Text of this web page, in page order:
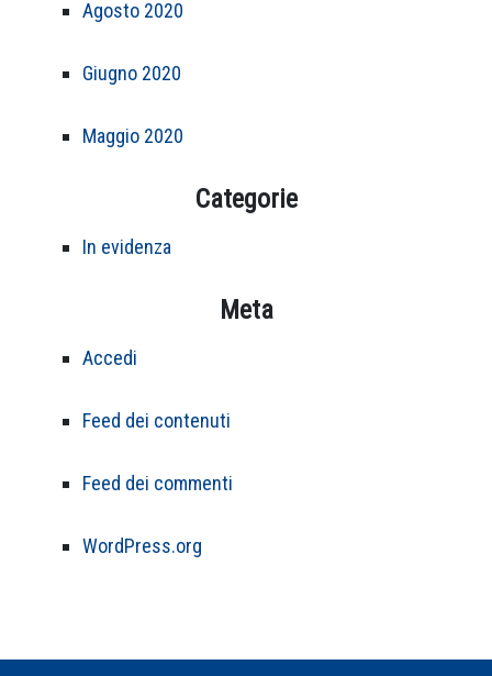
Agosto 2020
Giugno 2020
Maggio 2020
Categorie
In evidenza
Meta
Accedi
Feed dei contenuti
Feed dei commenti
WordPress.org